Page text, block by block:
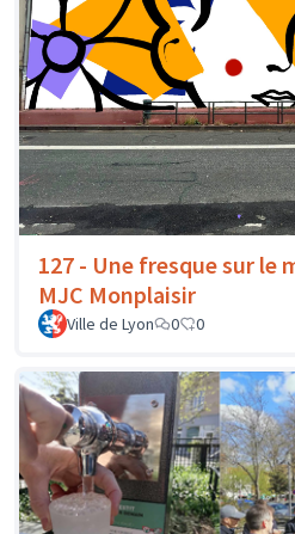
127 - Une fresque sur le
MJC Monplaisir
Ville de Lyon 0 0